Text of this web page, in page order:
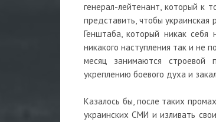
генерал-лейтенант, который к
представить, чтобы
Генштаба, который никак
никакого наступления так и не
месяц занимаются строевой
укреплению боевого духа и
Казалось бы, после таких
украинских СМИ и изливать